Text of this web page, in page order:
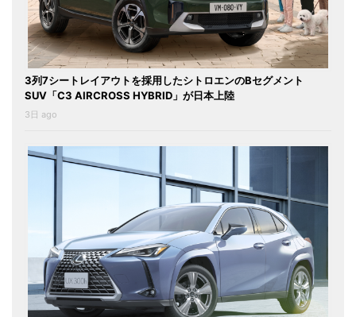
3列7シートレイアウトを採用したシトロエンのBセグメント
SUV「C3 AIRCROSS HYBRID」が日本上陸
3日 ago